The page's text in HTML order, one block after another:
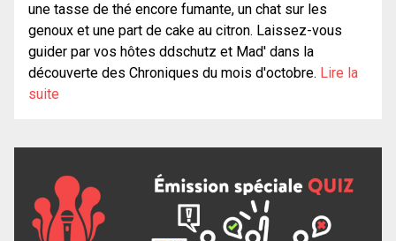
une tasse de thé encore fumante, un chat sur les
genoux et une part de cake au citron. Laissez-vous
guider par vos hôtes ddschutz et Mad' dans la
découverte des Chroniques du mois d'octobre. Lire la
suite